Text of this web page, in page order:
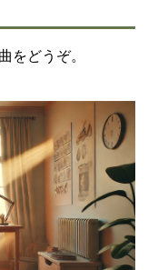
をどうぞ。